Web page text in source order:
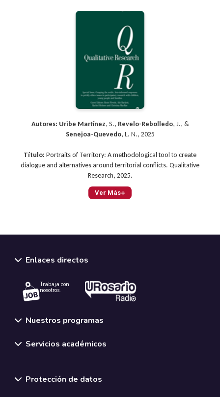
Autores: Uribe Martínez, S., Revelo-Rebolledo, J., &
Senejoa-Quevedo, L. N., 2025
Título: Portraits of Territory: A methodological tool to create
dialogue and alternatives around territorial conflicts. Qualitative
Research, 2025.
Ver Más
Enlaces directos
Trabaja con
nosotros.
Nuestros programas
Servicios académicos
Protección de datos